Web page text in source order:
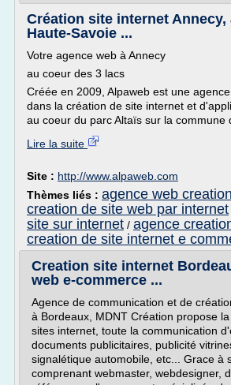
Création site internet Annecy,
Haute-Savoie ...
Votre agence web à Annecy
au coeur des 3 lacs
Créée en 2009, Alpaweb est une
dans la création de site internet et
au coeur du parc Altaïs sur la commune
Lire la suite
Site : http://www.alpaweb.com
Thèmes liés : agence web
creation de site web par internet
site sur internet / agence
creation de site internet e
Creation site internet
web e-commerce ...
Agence de communication et de
à Bordeaux, MDNT Création propose
sites internet, toute la communication
documents publicitaires, publicité
signalétique automobile, etc... Grace à
comprenant webmaster, webdesigner,